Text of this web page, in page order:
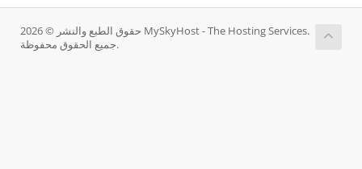
حقوق الطبع والنشر © 2026 MySkyHost - The Hosting Services.
جميع الحقوق محفوظة.